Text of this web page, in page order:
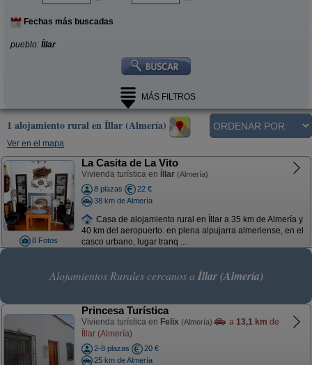
Fechas más buscadas
pueblo: Íllar
MÁS FILTROS
1 alojamiento rural en Íllar (Almería)
Ver en el mapa
8 Fotos
La Casita de La Vito
Vivienda turística en Íllar (Almería)
8 plazas
22 €
38 km de Almería
Casa de alojamiento rural en Íllar a 35 km de Almería y
40 km del aeropuerto. en plena alpujarra almeriense, en el
casco urbano, lugar tranq ...
Alojamientos Rurales cercanos a Íllar (Almería)
Princesa Turística
Vivienda turística en Felix (Almería) a 13,1 km de
Íllar (Almería)
2-8 plazas
20 €
25 km de Almería